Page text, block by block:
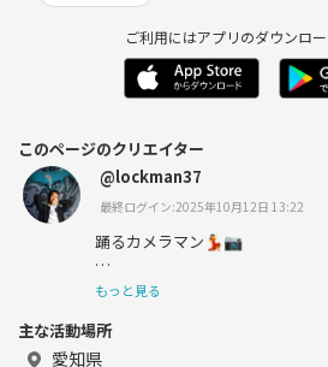
ご利用にはアプリのダウンロ
このページのクリエイター
@lockman37
最終ログイン:2025年10月12日 13:22
踊るカメラマン💃📷
スポーツ好きの甘党です！
もっと見る
主な活動場所
愛知県